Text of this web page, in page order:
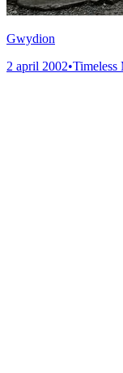
Gwydion
2 april 2002•Timeless